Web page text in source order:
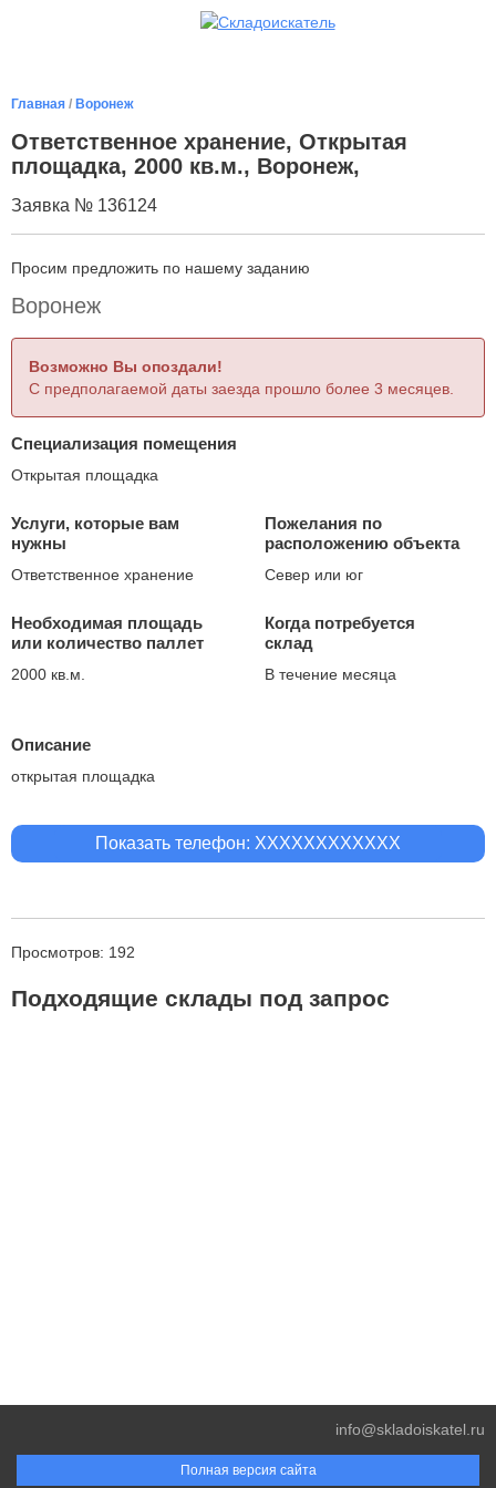
Главная / Воронеж
Ответственное хранение, Открытая
площадка, 2000 кв.м., Воронеж,
Заявка № 136124
Просим предложить по нашему заданию
Воронеж
Возможно Вы опоздали!
С предполагаемой даты заезда прошло более 3 месяцев.
Специализация помещения
Открытая площадка
Услуги, которые вам
нужны
Ответственное хранение
Необходимая площадь
или количество паллет
2000 кв.м.
Пожелания по
расположению объекта
Север или юг
Когда потребуется
склад
В течение месяца
Описание
открытая площадка
Показать телефон: XXXXXXXXXXXX
Просмотров: 192
Подходящие склады под запрос
Полная версия сайта
info@skladoiskatel.ru